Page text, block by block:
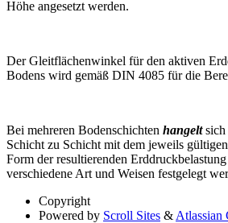
Höhe angesetzt werden.
Der Gleitflächenwinkel für den aktiven
Bodens wird gemäß DIN 4085 für die
Bei mehreren Bodenschichten hangeltsich
Schicht zu Schicht mit dem jeweils
Form der resultierenden
verschiedene Art und Weisen festgelegt
Copyright
Powered by Scroll Sites & Atlassian